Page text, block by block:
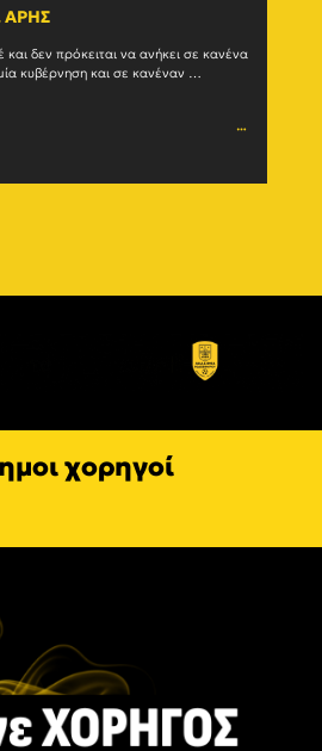
ΑΡΗΣ
δεν πρόκειται να ανήκει σε κανένα
κυβέρνηση και σε κανέναν
χορηγοί